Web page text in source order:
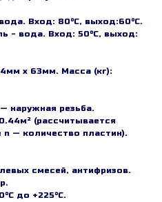
Вход: 80°C, выход:60°C.
- вода. Вход: 50°C, выход:
х 63мм. Масса (кг):
наружная резьба.
(рассчитывается
— количество пластин).
смесей, антифризов.
до +225°C.